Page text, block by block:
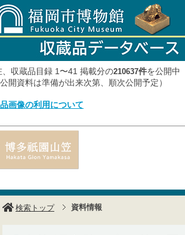
、収蔵品目録 1〜41 掲載分の210637件を公開中
公開資料は準備が出来次第、順次公開予定）
画像の利用について
検索トップ 資料情報